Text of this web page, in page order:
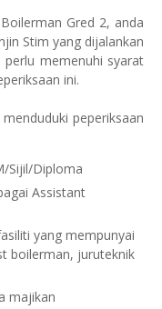
Gred 2, anda
Stim yang dijalankan
perlu memenuhi syarat
ini.
peperiksaan
Sijil/Diploma
Assistant
yang mempunyai
boilerman, juruteknik
majikan